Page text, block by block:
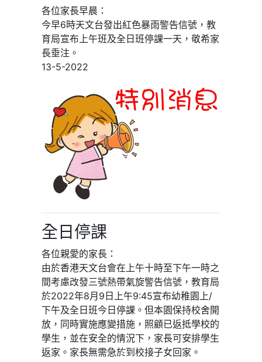
各位家長早晨：
今早6時天文台發出紅色暴雨警告信號，教
育局宣布上午班及全日班停課一天，敬希家
長垂注。
13-5-2022
全日停課
各位親愛的家長：
由於香港天文台會在上午十時至下午一時之
間考慮改發三號熱帶氣旋警告信號，教育局
於2022年8月9日上午9:45宣布幼稚園上/
下午及全日班今日停課。但本園保持校舍開
放，同時實施應變措施，照顧已返抵學校的
學生，並在安全的情況下，家長可安排學生
返家。家長無需急於到校接子女回家。